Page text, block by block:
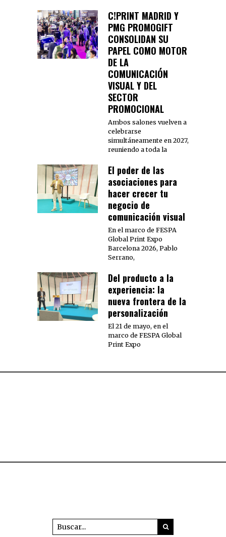
C!PRINT MADRID Y
PMG PROMOGIFT
CONSOLIDAN SU
PAPEL COMO MOTOR
DE LA
COMUNICACIÓN
VISUAL Y DEL
SECTOR
PROMOCIONAL
Ambos salones vuelven a
celebrarse
simultáneamente en 2027,
reuniendo a toda la
El poder de las
asociaciones para
hacer crecer tu
negocio de
comunicación visual
En el marco de FESPA
Global Print Expo
Barcelona 2026, Pablo
Serrano,
Del producto a la
experiencia: la
nueva frontera de la
personalización
El 21 de mayo, en el
marco de FESPA Global
Print Expo